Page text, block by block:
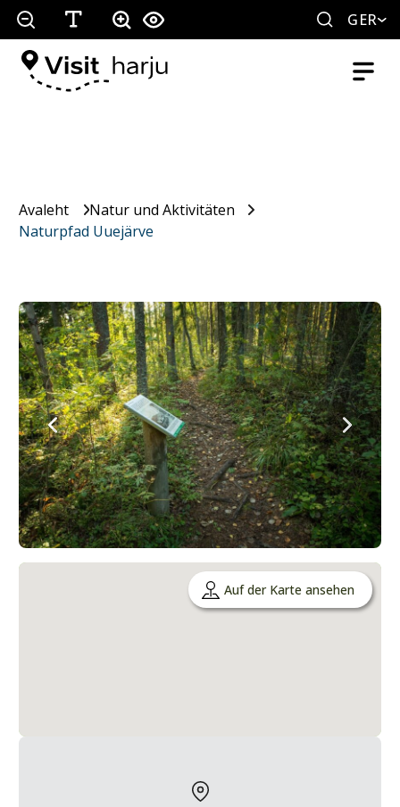
GER
Avaleht
Natur und Aktivitäten
Naturpfad Uuejärve
Auf der Karte ansehen